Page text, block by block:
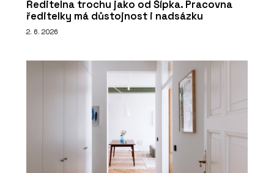
Ředitelna trochu jako od Šípka. Pracovna
ředitelky má důstojnost i nadsázku
2. 6. 2026